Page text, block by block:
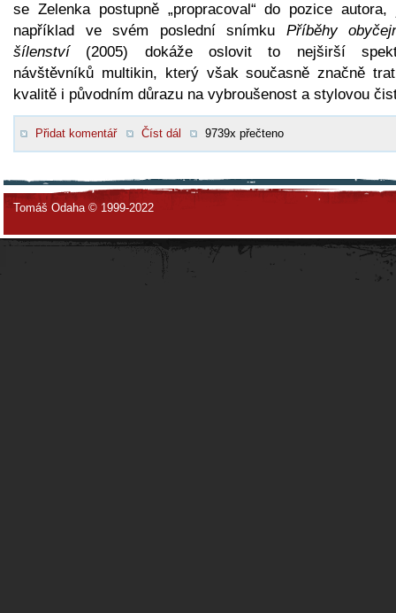
se Zelenka postupně „propracoval“ do pozice autora,
například ve svém poslední snímku Příběhy
šílenství(2005) dokáže oslovit to nejširší
návštěvníků multikin, který však současně značně
kvalitě i původním důrazu na vybroušenost a stylovou
Přidat komentář Číst dál 9739x přečteno
Tomáš Odaha © 1999-2022